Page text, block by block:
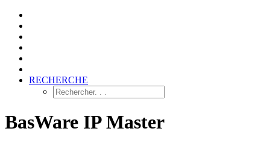
RECHERCHE
BasWare IP Master